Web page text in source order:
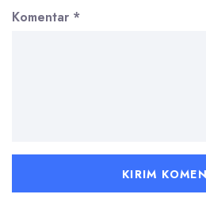
Komentar *